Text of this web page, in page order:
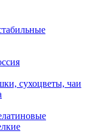
сухоцветы, чаи